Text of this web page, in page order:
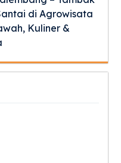
di Agrowisata
Kuliner &